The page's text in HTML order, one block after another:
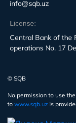
info@sqb.uz
License:
Central Bank of the
operations No. 17
© SQB
No permission to use
to www.sqb.uz is